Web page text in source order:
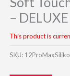
– DELUXE
This product is
SKU: